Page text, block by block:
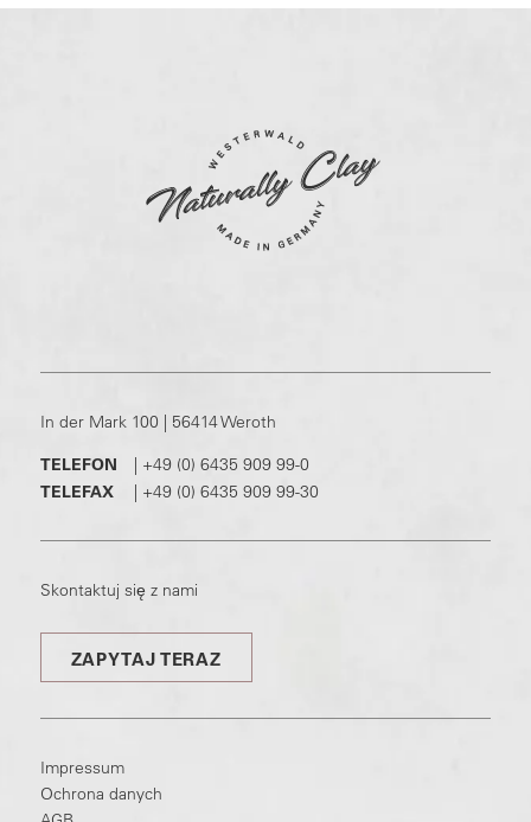
In der Mark 100 | 56414 Weroth
TELEFON
+49 (0) 6435 909 99-0
TELEFAX
+49 (0) 6435 909 99-30
Skontaktuj się z nami
ZAPYTAJ TERAZ
Impressum
Ochrona danych